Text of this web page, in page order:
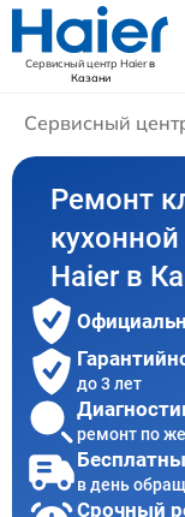
Сервисный центр Haierв
Казани
Сервисный
Ремонт
Haier в
до 3 лет
ремонт по
в день
Срочный